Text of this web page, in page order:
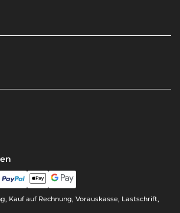
Kauf auf Rechnung, Vorauskasse, Lastschrift,